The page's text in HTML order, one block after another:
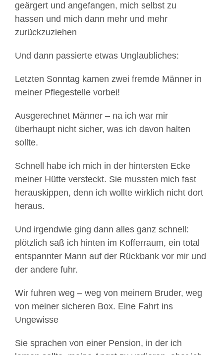
geärgert und angefangen, mich selbst zu
hassen und mich dann mehr und mehr
zurückzuziehen
Und dann passierte etwas Unglaubliches:
Letzten Sonntag kamen zwei fremde Männer in
meiner Pflegestelle vorbei!
Ausgerechnet Männer – na ich war mir
überhaupt nicht sicher, was ich davon halten
sollte.
Schnell habe ich mich in der hintersten Ecke
meiner Hütte versteckt. Sie mussten mich fast
herauskippen, denn ich wollte wirklich nicht dort
heraus.
Und irgendwie ging dann alles ganz schnell:
plötzlich saß ich hinten im Kofferraum, ein total
entspannter Mann auf der Rückbank vor mir und
der andere fuhr.
Wir fuhren weg – weg von meinem Bruder, weg
von meiner sicheren Box. Eine Fahrt ins
Ungewisse
Sie sprachen von einer Pension, in der ich